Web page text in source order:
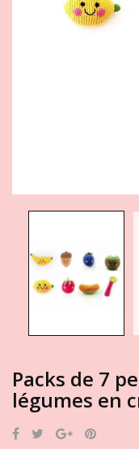
Packs de 7
légumes en
PartagerTweet Google+